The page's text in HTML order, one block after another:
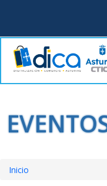
principal
Inicio